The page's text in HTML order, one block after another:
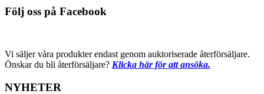
Följ oss på Facebook
Vi säljer våra produkter endast genom auktoriserade återförsäljare.
Önskar du bli återförsäljare? Klicka här för att ansöka.
NYHETER